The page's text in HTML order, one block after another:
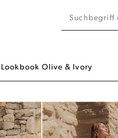
Lookbook Olive & Ivory